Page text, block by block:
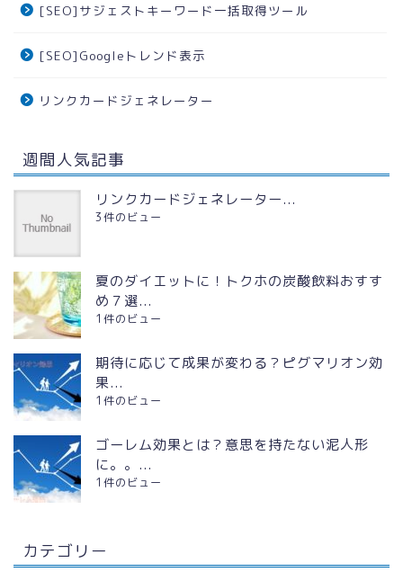
[SEO]サジェストキーワード一括取得ツール
[SEO]Googleトレンド表示
リンクカードジェネレーター
週間人気記事
リンクカードジェネレーター...
3件のビュー
夏のダイエットに！トクホの炭酸飲料おすす
め７選...
1件のビュー
期待に応じて成果が変わる？ピグマリオン効
果...
1件のビュー
ゴーレム効果とは？意思を持たない泥人形
に。。...
1件のビュー
カテゴリー